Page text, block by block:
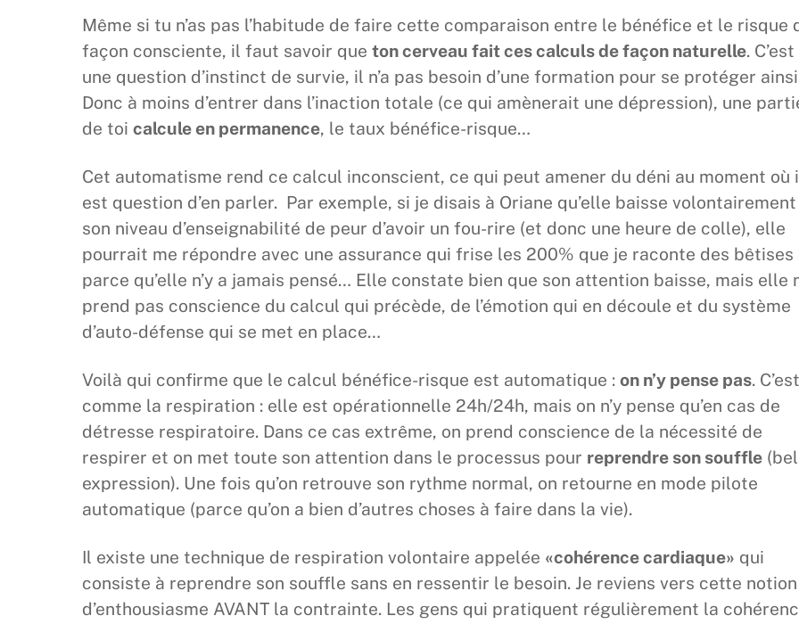
Même si tu n’as pas l’habitude de faire cette comparaison entre le bénéfice et le risque
façon consciente, il faut savoir que ton cerveau fait ces calculs de façon naturelle. C’est
une question d’instinct de survie, il n’a pas besoin d’une formation pour se protéger
Donc à moins d’entrer dans l’inaction totale (ce qui amènerait une dépression), une
de toi calcule en permanence, le taux bénéfice-risque…
Cet automatisme rend ce calcul inconscient, ce qui peut amener du déni au moment où
est question d’en parler. Par exemple, si je disais à Oriane qu’elle baisse volontairement
son niveau d’enseignabilité de peur d’avoir un fou-rire (et donc une heure de colle), elle
pourrait me répondre avec une assurance qui frise les 200% que je raconte des bêtises
parce qu’elle n’y a jamais pensé… Elle constate bien que son attention baisse, mais elle
prend pas conscience du calcul qui précède, de l’émotion qui en découle et du système
d’auto-défense qui se met en place…
Voilà qui confirme que le calcul bénéfice-risque est automatique : on n’y pense pas. C’est
comme la respiration : elle est opérationnelle 24h/24h, mais on n’y pense qu’en cas de
détresse respiratoire. Dans ce cas extrême, on prend conscience de la nécessité de
respirer et on met toute son attention dans le processus pour reprendre son souffle
expression). Une fois qu’on retrouve son rythme normal, on retourne en mode pilote
automatique (parce qu’on a bien d’autres choses à faire dans la vie).
Il existe une technique de respiration volontaire appelée «cohérence cardiaque» qui
consiste à reprendre son souffle sans en ressentir le besoin. Je reviens vers cette notion
d’enthousiasme AVANT la contrainte. Les gens qui pratiquent régulièrement la